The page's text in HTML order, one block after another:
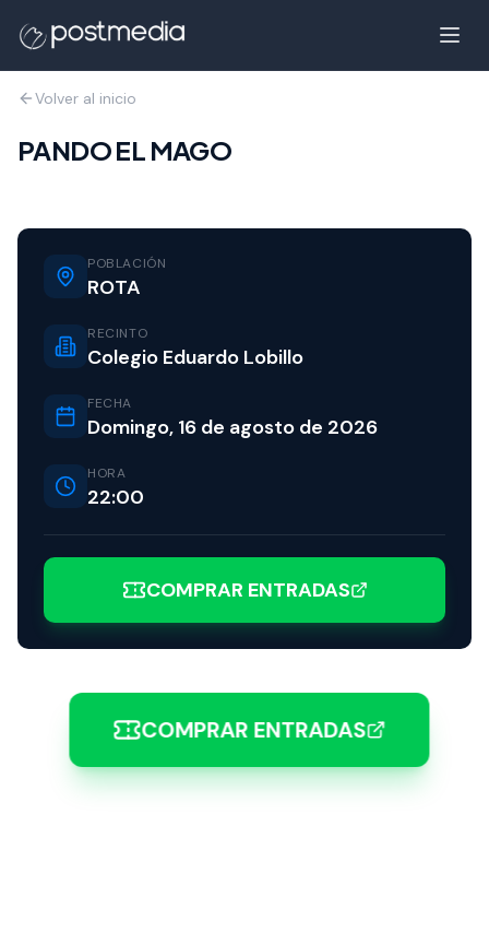
Volver al inicio
PANDO EL MAGO
POBLACIÓN
ROTA
RECINTO
Colegio Eduardo Lobillo
FECHA
Domingo, 16 de agosto de 2026
HORA
22:00
COMPRAR ENTRADAS
COMPRAR ENTRADAS